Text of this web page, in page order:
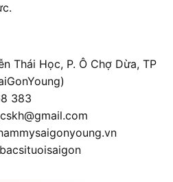
Thái Học, P. Ô Chợ Dừa, TP
383